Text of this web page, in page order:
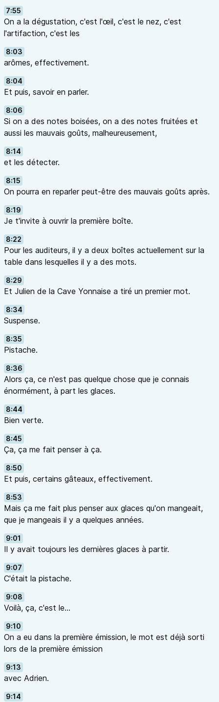
7:55
On a la dégustation, c'est l'œil, c'est le nez, c'est
l'artifaction, c'est les
8:03
arômes, effectivement.
8:04
Et puis, savoir en parler.
8:06
Si on a des notes boisées, on a des notes fruitées et
aussi les mauvais goûts, malheureusement,
8:14
et les détecter.
8:15
On pourra en reparler peut-être des mauvais goûts après.
8:19
Je t'invite à ouvrir la première boîte.
8:22
Pour les auditeurs, il y a deux boîtes actuellement sur la
table dans lesquelles il y a des mots.
8:29
Et Julien de la Cave Yonnaise a tiré un premier mot.
8:34
Suspense.
8:35
Pistache.
8:36
Alors ça, ce n'est pas quelque chose que je connais
énormément, à part les glaces.
8:44
Bien verte.
8:45
Ça, ça me fait penser à ça.
8:50
Et puis, certains gâteaux, effectivement.
8:53
Mais ça me fait plus penser aux glaces qu'on mangeait,
que je mangeais il y a quelques années.
9:01
Il y avait toujours les dernières glaces à partir.
9:07
C'était la pistache.
9:08
Voilà, ça, c'est le...
9:10
On a eu dans la première émission, le mot est déjà sorti
lors de la première émission
9:13
avec Adrien.
9:14